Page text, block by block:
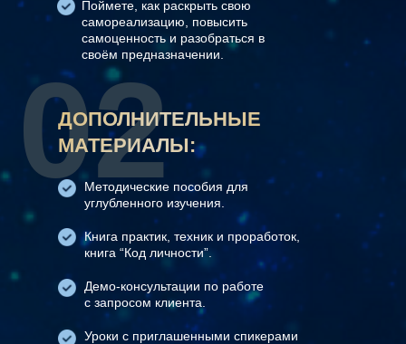
Поймете, как раскрыть свою
самореализацию, повысить
самоценность и разобраться в
своём предназначении.
02
ДОПОЛНИТЕЛЬНЫЕ
МАТЕРИАЛЫ:
Уроки с приглашенными спикерами
Методические пособия для
углубленного изучения.
Книга практик, техник и проработок,
книга “Код личности”.
Демо-консультации по работе
с запросом клиента.